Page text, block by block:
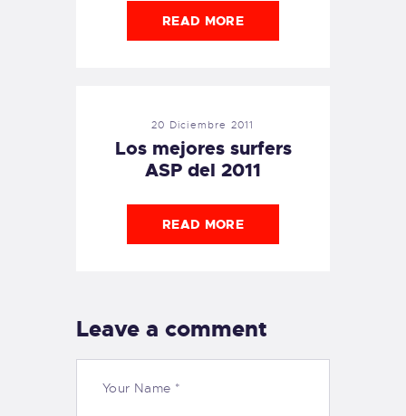
READ MORE
20 Diciembre 2011
Los mejores surfers
ASP del 2011
READ MORE
Leave a comment